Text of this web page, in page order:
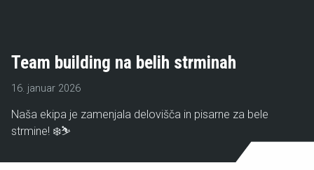
Team building na belih strminah
16. januar 2026
Naša ekipa je zamenjala delovišča in pisarne za bele
strmine! ❄️⛷️